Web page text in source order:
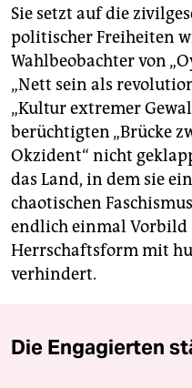
Sie setzt auf die
politischer Freiheiten
Wahlbeobachter von
„Nett sein als
„Kultur extremer
berüchtigten „Brücke
Okzident“ nicht
das Land, in dem sie
chaotischen
endlich einmal Vorbild
Herrschaftsform mit
verhindert.
Die Engagierten